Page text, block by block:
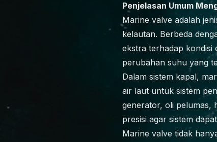
Penjelasan Umum
Marine valve adalah
kelautan. Berbeda
ekstra terhadap kondisi
perubahan suhu yang
Dalam sistem kapal,
air laut untuk sistem
generator, oli pelumas,
presisi agar sistem
Marine valve tidak